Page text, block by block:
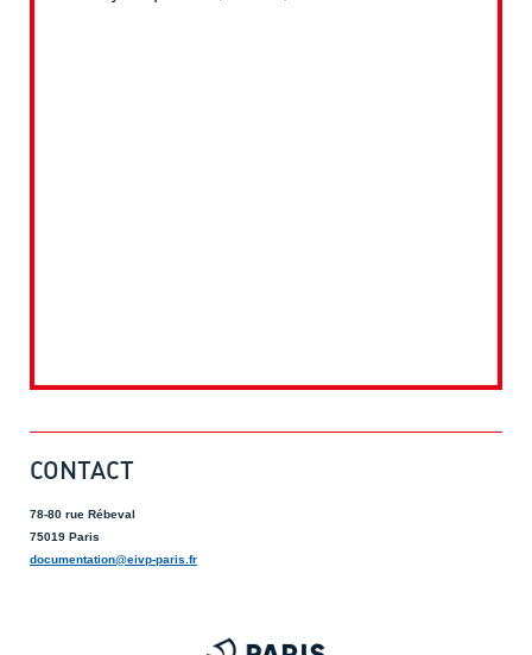
CONTACT
78-80 rue Rébeval
75019 Paris
documentation@eivp-paris.fr